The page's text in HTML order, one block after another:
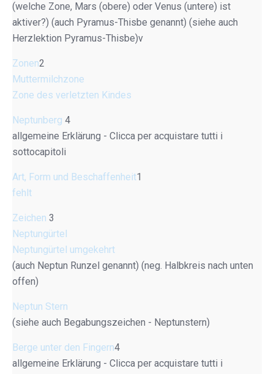
(welche Zone, Mars (obere) oder Venus (untere) ist
aktiver?) (auch Pyramus-Thisbe genannt) (siehe auch
Herzlektion Pyramus-Thisbe)v
Zonen2
Muttermilchzone
Zone des verletzten Kindes
Neptunberg 4
allgemeine Erklärung - Clicca per acquistare tutti i
sottocapitoli
Art, Form und Beschaffenheit1
fehlt
Zeichen 3
Neptungürtel
Neptungürtel umgekehrt
(auch Neptun Runzel genannt) (neg. Halbkreis nach unten
offen)
Neptun Stern
(siehe auch Begabungszeichen - Neptunstern)
Berge unter den Fingern4
allgemeine Erklärung - Clicca per acquistare tutti i